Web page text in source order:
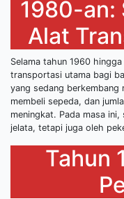
1980-an:
Alat
Selama tahun 1960
transportasi utama bagi
yang sedang berkembang
membeli sepeda, dan
meningkat. Pada masa
jelata, tetapi juga oleh
Tahun